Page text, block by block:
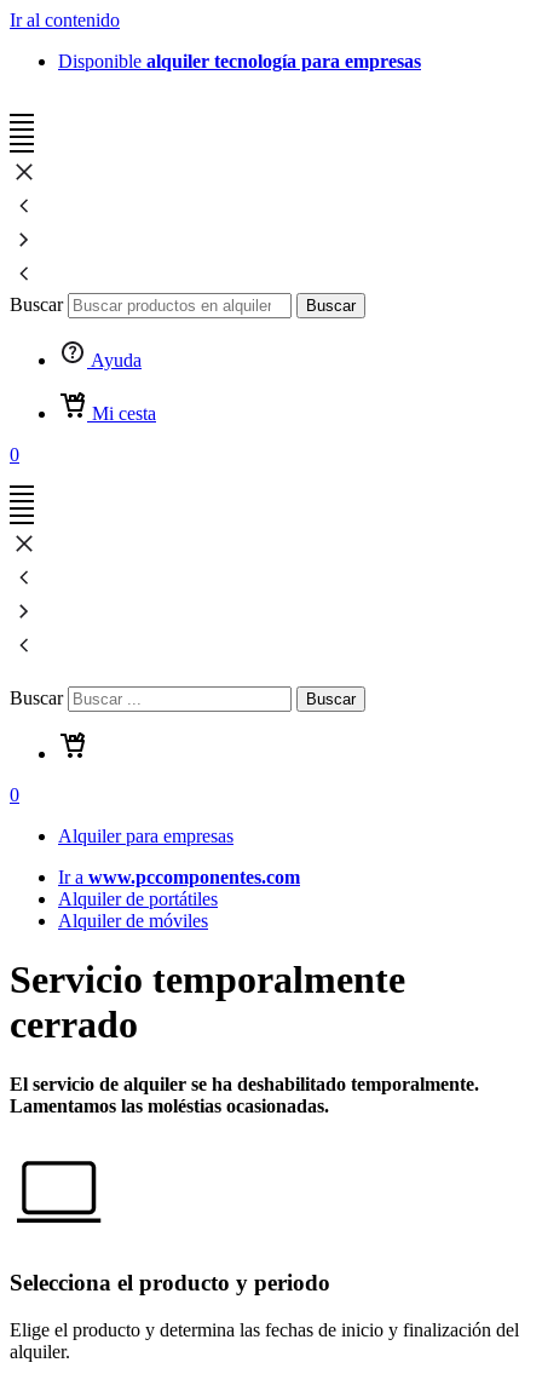
Ir al contenido
Disponible alquiler tecnología para empresas
Buscar Buscar
Ayuda
Mi cesta
0
Buscar Buscar
0
Alquiler para empresas
Ir a www.pccomponentes.com
Alquiler de portátiles
Alquiler de móviles
Servicio temporalmente
cerrado
El servicio de alquiler se ha deshabilitado temporalmente.
Lamentamos las moléstias ocasionadas.
Selecciona el producto y periodo
Elige el producto y determina las fechas de inicio y finalización del
alquiler.